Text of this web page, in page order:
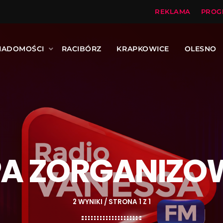
REKLAMA
RACIBÓRZ KRAPKOWICE OLESNO
2 WYNIKI / STRONA 1 Z 1